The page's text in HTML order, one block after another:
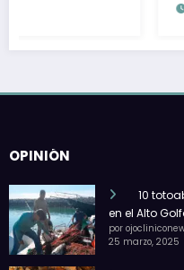
OPINIÓN
10
en el Alto
por
25 marzo, 2025